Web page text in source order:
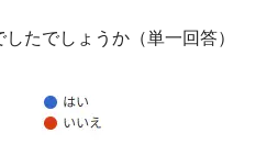
たでしょうか（単一回答）